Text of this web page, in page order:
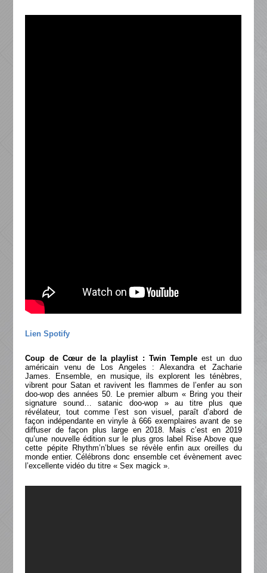
Lien Spotify
Coup de Cœur de la playlist : Twin Temple est un duo
américain venu de Los Angeles : Alexandra et Zacharie
James. Ensemble, en musique, ils explorent les ténèbres,
vibrent pour Satan et ravivent les flammes de l’enfer au son
doo-wop des années 50. Le premier album « Bring you their
signature sound… satanic doo-wop » au titre plus que
révélateur, tout comme l’est son visuel, paraît d’abord de
façon indépendante en vinyle à 666 exemplaires avant de se
diffuser de façon plus large en 2018. Mais c’est en 2019
qu’une nouvelle édition sur le plus gros label Rise Above que
cette pépite Rhythm’n’blues se révèle enfin aux oreilles du
monde entier. Célébrons donc ensemble cet évènement avec
l’excellente vidéo du titre « Sex magick ».